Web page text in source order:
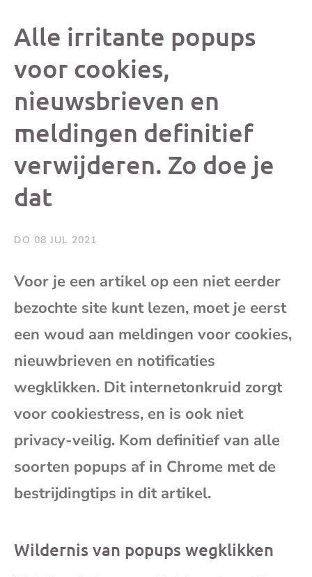
op
Facebook
X
Alle irritante popups
voor cookies,
nieuwsbrieven en
meldingen definitief
verwijderen. Zo doe je
dat
DO 08 JUL 2021
Voor je een artikel op een niet eerder
bezochte site kunt lezen, moet je eerst
een woud aan meldingen voor cookies,
nieuwbrieven en notificaties
wegklikken. Dit internetonkruid zorgt
voor cookiestress, en is ook niet
privacy-veilig. Kom definitief van alle
soorten popups af in Chrome met de
bestrijdingtips in dit artikel.
Wildernis van popups wegklikken